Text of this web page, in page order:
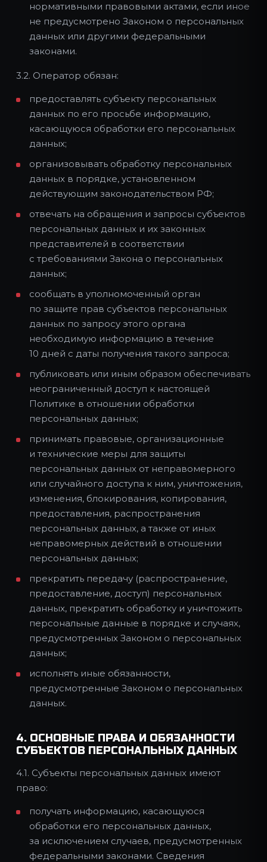
нормативными правовыми актами, если иное
не предусмотрено Законом о персональных
данных или другими федеральными
законами.
3.2. Оператор обязан:
предоставлять субъекту персональных
данных по его просьбе информацию,
касающуюся обработки его персональных
данных;
организовывать обработку персональных
данных в порядке, установленном
действующим законодательством РФ;
отвечать на обращения и запросы субъектов
персональных данных и их законных
представителей в соответствии
с требованиями Закона о персональных
данных;
сообщать в уполномоченный орган
по защите прав субъектов персональных
данных по запросу этого органа
необходимую информацию в течение
10 дней с даты получения такого запроса;
публиковать или иным образом обеспечивать
неограниченный доступ к настоящей
Политике в отношении обработки
персональных данных;
принимать правовые, организационные
и технические меры для защиты
персональных данных от неправомерного
или случайного доступа к ним, уничтожения,
изменения, блокирования, копирования,
предоставления, распространения
персональных данных, а также от иных
неправомерных действий в отношении
персональных данных;
прекратить передачу (распространение,
предоставление, доступ) персональных
данных, прекратить обработку и уничтожить
персональные данные в порядке и случаях,
предусмотренных Законом о персональных
данных;
исполнять иные обязанности,
предусмотренные Законом о персональных
данных.
4. ОСНОВНЫЕ ПРАВА И ОБЯЗАННОСТИ
СУБЪЕКТОВ ПЕРСОНАЛЬНЫХ ДАННЫХ
4.1. Субъекты персональных данных имеют
право:
получать информацию, касающуюся
обработки его персональных данных,
за исключением случаев, предусмотренных
федеральными законами. Сведения